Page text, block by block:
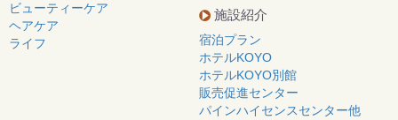
ビューティーケア
ヘアケア
ライフ
施設紹介
宿泊プラン
ホテルKOYO
ホテルKOYO別館
販売促進センター
パインハイセンスセンター他